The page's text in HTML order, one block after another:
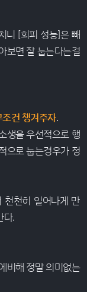
니 [회피 성능]은 빼
보면 잘 눕는다는걸
건 챙겨주자.
생을 우선적으로 행
으로 눕는경우가 정
천천히 일어나게 만
다.
비해 정말 의미없는